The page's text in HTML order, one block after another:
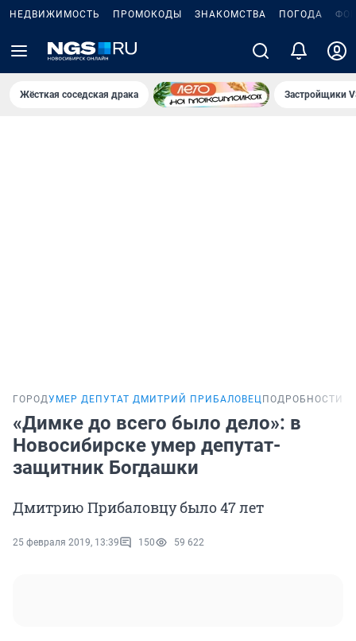
НЕДВИЖИМОСТЬ ПРОМОКОДЫ ЗНАКОМСТВА ПОГОДА
Жёсткая соседская драка Застройщики
ГОРОДУМЕР ДЕПУТАТ ДМИТРИЙ ПРИБАЛОВЕЦ ПОДРОБНОСТИ
«Димке до всего было дело»: в
Новосибирске умер депутат-
защитник Богдашки
Дмитрию Прибаловцу было 47 лет
25 февраля 2019, 13:39 150 59 622